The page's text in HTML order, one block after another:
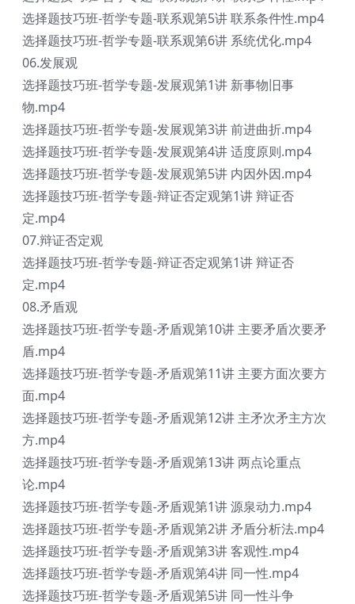
选择题技巧班-哲学专题-联系观第5讲 联系条件性.mp4
选择题技巧班-哲学专题-联系观第6讲 系统优化.mp4
06.发展观
选择题技巧班-哲学专题-发展观第1讲 新事物旧事
物.mp4
选择题技巧班-哲学专题-发展观第3讲 前进曲折.mp4
选择题技巧班-哲学专题-发展观第4讲 适度原则.mp4
选择题技巧班-哲学专题-发展观第5讲 内因外因.mp4
选择题技巧班-哲学专题-辩证否定观第1讲 辩证否
定.mp4
07.辩证否定观
选择题技巧班-哲学专题-辩证否定观第1讲 辩证否
定.mp4
08.矛盾观
选择题技巧班-哲学专题-矛盾观第10讲 主要矛盾次要矛
盾.mp4
选择题技巧班-哲学专题-矛盾观第11讲 主要方面次要方
面.mp4
选择题技巧班-哲学专题-矛盾观第12讲 主矛次矛主方次
方.mp4
选择题技巧班-哲学专题-矛盾观第13讲 两点论重点
论.mp4
选择题技巧班-哲学专题-矛盾观第1讲 源泉动力.mp4
选择题技巧班-哲学专题-矛盾观第2讲 矛盾分析法.mp4
选择题技巧班-哲学专题-矛盾观第3讲 客观性.mp4
选择题技巧班-哲学专题-矛盾观第4讲 同一性.mp4
选择题技巧班-哲学专题-矛盾观第5讲 同一性斗争